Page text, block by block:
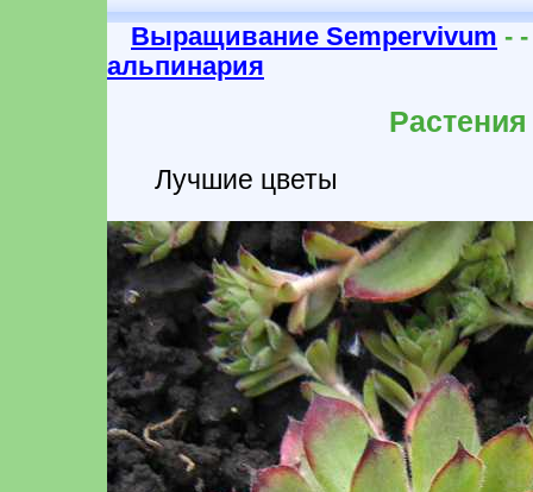
Выращивание Sempervivum -
альпинария
Лучшие цветы